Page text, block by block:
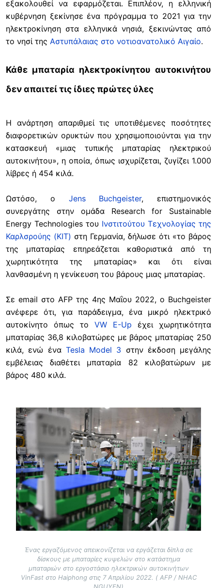
εξακολουθεί να εφαρμόζεται. Επιπλέον, η ελληνική
κυβέρνηση ξεκίνησε ένα πρόγραμμα το 2021 για την
ηλεκτροκίνηση στα ελληνικά νησιά, ξεκινώντας από
το νησί της Αστυπάλαιας στο νοτιοανατολικό Αιγαίο.
Κάθε μπαταρία ηλεκτροκίνητου αυτοκινήτου
δεν απαιτεί τις ίδιες πρώτες ύλες
Η ανάρτηση απαριθμεί τις υποτιθέμενες ποσότητες
διαφορετικών ορυκτών που χρησιμοποιούνται για την
κατασκευή «μιας τυπικής μπαταρίας ηλεκτρικού
αυτοκινήτου», η οποία, όπως ισχυρίζεται, ζυγίζει 1.000
λίβρες ή 454 κιλά.
Ωστόσο, ο Jens Buchgeister, επιστημονικός
συνεργάτης στην ομάδα Research for Sustainable
Energy Technologies του Ινστιτούτου Τεχνολογίας της
Καρλσρούης (KIT) στη Γερμανία, δήλωσε ότι «το βάρος
της μπαταρίας επηρεάζεται καθοριστικά από τη
χωρητικότητα της μπαταρίας» και ότι είναι
λανθασμένη η γενίκευση του βάρους μιας μπαταρίας.
Σε email στο AFP της 4ης Μαΐου 2022, ο Buchgeister
ανέφερε ότι, για παράδειγμα, ένα μικρό ηλεκτρικό
αυτοκίνητο όπως το VW E-Up έχει χωρητικότητα
μπαταρίας 36,8 κιλοβατώρες με βάρος μπαταρίας 250
κιλά, ενώ ένα Tesla Model 3 στην έκδοση μεγάλης
εμβέλειας διαθέτει μπαταρία 82 κιλοβατώρων με
βάρος 480 κιλά.
Image
Ένας εργαζόμενος απεικονίζεται να εργάζεται δίπλα σε
δίσκους με μπαταρίες κυψελών στο κατάστημα
μπαταριών στο εργοστάσιο ηλεκτρικών αυτοκινήτων
VinFast στο Haiphong στις 7 Απριλίου 2022. ( AFP / NHAC